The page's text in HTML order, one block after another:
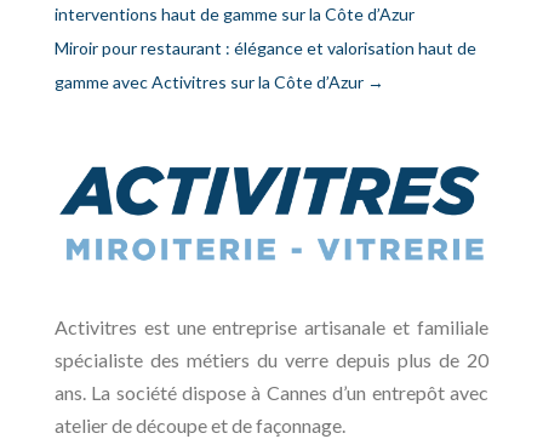
interventions haut de gamme sur la Côte d’Azur
Miroir pour restaurant : élégance et valorisation haut de
gamme avec Activitres sur la Côte d’Azur →
Activitres est une entreprise artisanale et familiale
spécialiste des métiers du verre depuis plus de 20
ans. La société dispose à Cannes d’un entrepôt avec
atelier de découpe et de façonnage.